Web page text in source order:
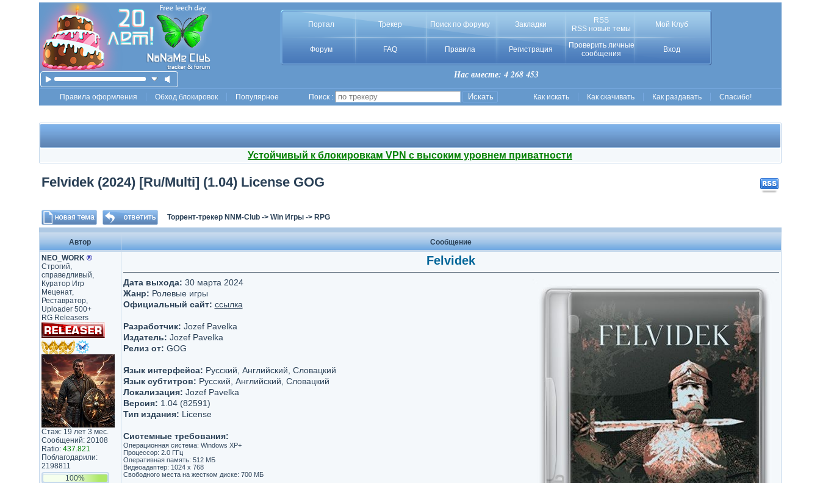
Портал Трекер Поиск по форуму Закладки
RSS
RSS новые темы
Мой Клуб
Форум FAQ Правила Регистрация
Проверить личные
сообщения
Вход
Нас вместе: 4 268 453
Правила оформления Обход блокировок Популярное Поиск : Как искать Как скачивать Как раздавать Спасибо!
Устойчивый к блокировкам VPN с высоким уровнем приватности
Felvidek (2024) [Ru/Multi] (1.04) License GOG
Торрент-трекер NNM-Club-> Win Игры-> RPG
Автор
Сообщение
NEO_WORK ®
Строгий,
справедливый,
Куратор Игр
Меценат,
Реставратор,
Uploader 500+
RG Releasers
Стаж: 19 лет 3 мес.
Сообщений: 20108
Ratio: 437.821
Поблагодарили:
2198811
100%
Felvidek
Дата выхода: 30 марта 2024
Жанр: Ролевые игры
Официальный сайт: ссылка
Разработчик: Jozef Pavelka
Издатель: Jozef Pavelka
Релиз от: GOG
Язык интерфейса: Русский, Английский, Словацкий
Язык субтитров: Русский, Английский, Словацкий
Локализация: Jozef Pavelka
Версия: 1.04 (82591)
Тип издания: License
Системные требования:
Операционная система: Windows XP+
Процессор: 2.0 ГГц
Оперативная память: 512 МБ
Видеоадаптер: 1024 x 768
Свободного места на жестком диске: 700 МБ